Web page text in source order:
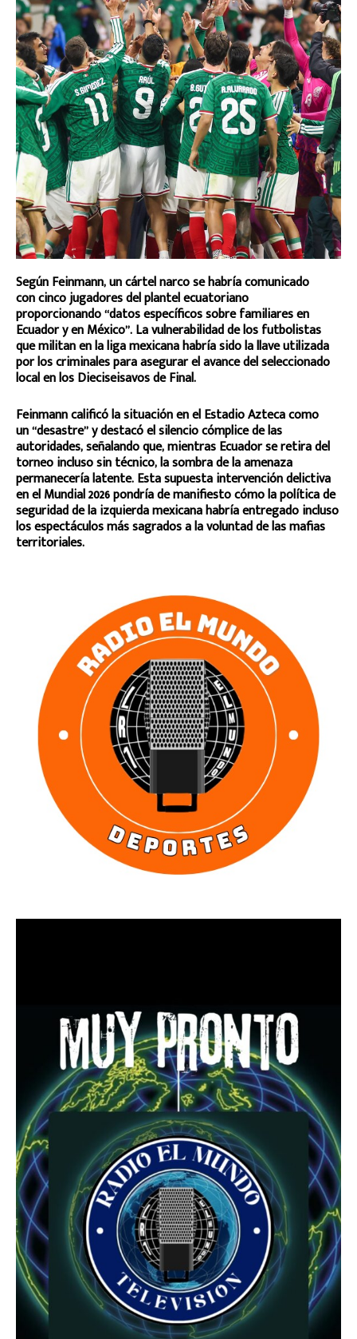
Según Feinmann, un cártel narco se habría comunicado
con cinco jugadores del plantel ecuatoriano
proporcionando “datos específicos sobre familiares en
Ecuador y en México”. La vulnerabilidad de los futbolistas
que militan en la liga mexicana habría sido la llave utilizada
por los criminales para asegurar el avance del seleccionado
local en los Dieciseisavos de Final.
Feinmann calificó la situación en el Estadio Azteca como
un “desastre” y destacó el silencio cómplice de las
autoridades, señalando que, mientras Ecuador se retira del
torneo incluso sin técnico, la sombra de la amenaza
permanecería latente. Esta supuesta intervención delictiva
en el Mundial 2026 pondría de manifiesto cómo la política de
seguridad de la izquierda mexicana habría entregado incluso
los espectáculos más sagrados a la voluntad de las mafias
territoriales.